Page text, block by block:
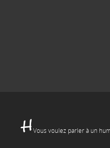
Vous voulez parler à un